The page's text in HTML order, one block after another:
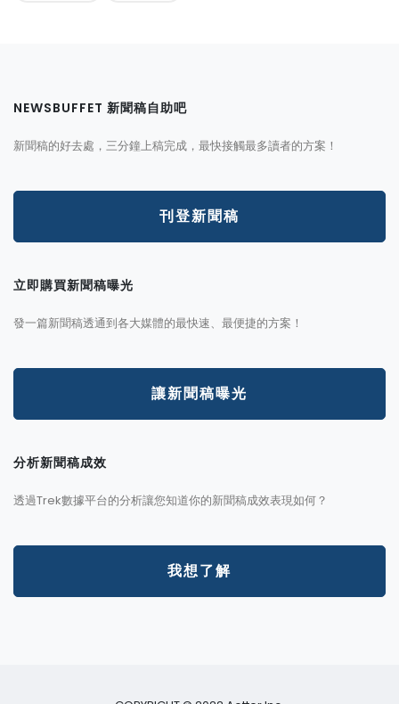
NEWSBUFFET 新聞稿自助吧
新聞稿的好去處，三分鐘上稿完成，最快接觸最多讀者的方案！
刊登新聞稿
立即購買新聞稿曝光
發一篇新聞稿透通到各大媒體的最快速、最便捷的方案！
讓新聞稿曝光
分析新聞稿成效
透過Trek數據平台的分析讓您知道你的新聞稿成效表現如何？
我想了解